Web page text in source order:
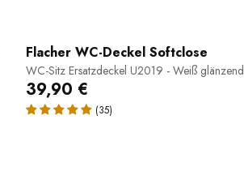
Flacher WC-Deckel Softclose
WC-Sitz Ersatzdeckel U2019 - Weiß glänzend
39,90 €
(35)